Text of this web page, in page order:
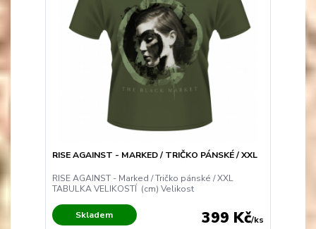
RISE AGAINST - MARKED / TRIČKO PÁNSKÉ / XXL
RISE AGAINST - Marked / Tričko pánské / XXL
TABULKA VELIKOSTÍ (cm) Velikost
399 Kč/ks
Skladem